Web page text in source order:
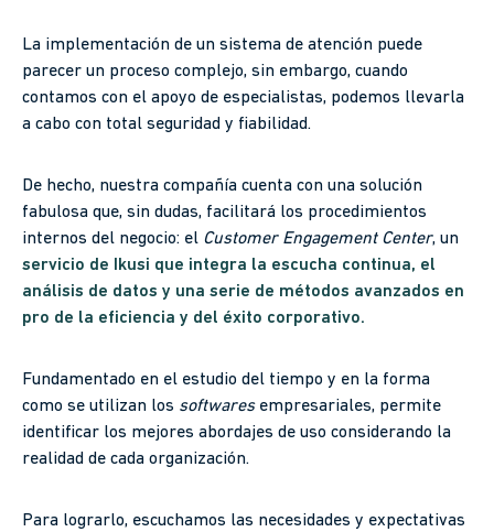
La implementación de un sistema de atención puede
parecer un proceso complejo, sin embargo, cuando
contamos con el apoyo de especialistas, podemos llevarla
a cabo con total seguridad y fiabilidad.
De hecho, nuestra compañía cuenta con una solución
fabulosa que, sin dudas, facilitará los procedimientos
internos del negocio: el Customer Engagement Center, un
servicio de Ikusi que integra la escucha continua, el
análisis de datos y una serie de métodos avanzados en
pro de la eficiencia y del éxito corporativo.
Fundamentado en el estudio del tiempo y en la forma
como se utilizan los softwares empresariales, permite
identificar los mejores abordajes de uso considerando la
realidad de cada organización.
Para lograrlo, escuchamos las necesidades y expectativas